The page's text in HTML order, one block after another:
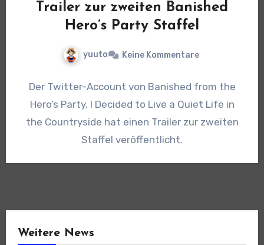
Trailer zur zweiten Banished
Hero’s Party Staffel
yuuto Keine Kommentare
Der Twitter-Account von Banished from the
Hero’s Party, I Decided to Live a Quiet Life in
the Countryside hat einen Trailer zur zweiten
Staffel veröffentlicht.
Weitere News